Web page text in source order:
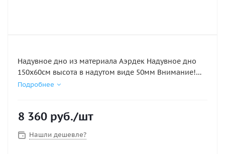
Надувное дно из материала Аэрдек Надувное дно
150х60см высота в надутом виде 50мм Внимание!
Аирдек НЕ КИЛЬЕВЫХ ПВХ ЛОДОК ( этот лодки не
Подробнее
8 360 руб./шт
Нашли дешевле?